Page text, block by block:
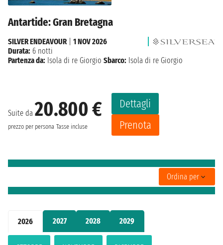
2026 2027 2028 2029
Antartide: Gran Bretagna
Suite da 20.800 €
prezzo per persona Tasse incluse
Dettagli
Prenota
SILVER ENDEAVOUR
1 NOV 2026
Durata: 6 notti
Partenza da: Isola di re Giorgio Sbarco: Isola di re Giorgio
Ordina per